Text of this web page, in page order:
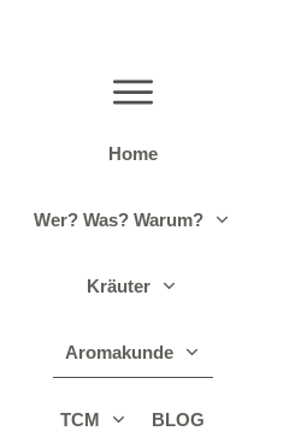
Home
Wer? Was? Warum?
Kräuter
Aromakunde
TCM BLOG